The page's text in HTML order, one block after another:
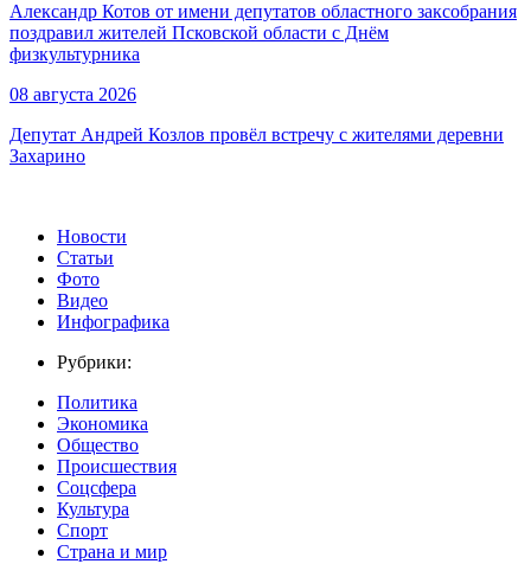
Александр Котов от имени депутатов областного заксобрания
поздравил жителей Псковской области с Днём
физкультурника
08 августа 2026
Депутат Андрей Козлов провёл встречу с жителями деревни
Захарино
Новости
Статьи
Фото
Видео
Инфографика
Рубрики:
Политика
Экономика
Общество
Происшествия
Соцсфера
Культура
Спорт
Страна и мир